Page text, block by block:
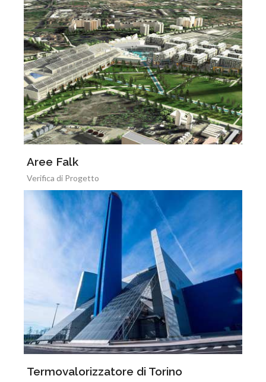
Aree Falk
Verifica di Progetto
Termovalorizzatore di Torino